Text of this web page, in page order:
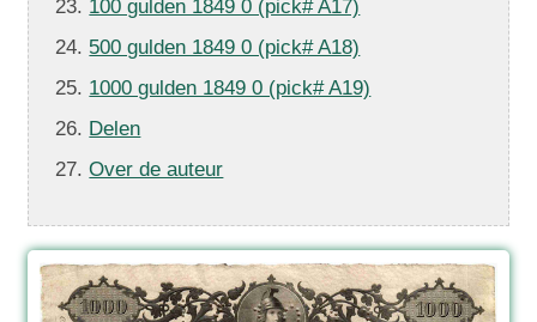
100 gulden 1849 0 (pick# A17)
500 gulden 1849 0 (pick# A18)
1000 gulden 1849 0 (pick# A19)
Delen
Over de auteur